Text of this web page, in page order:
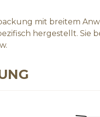
mit breitem
hergestellt. Sie